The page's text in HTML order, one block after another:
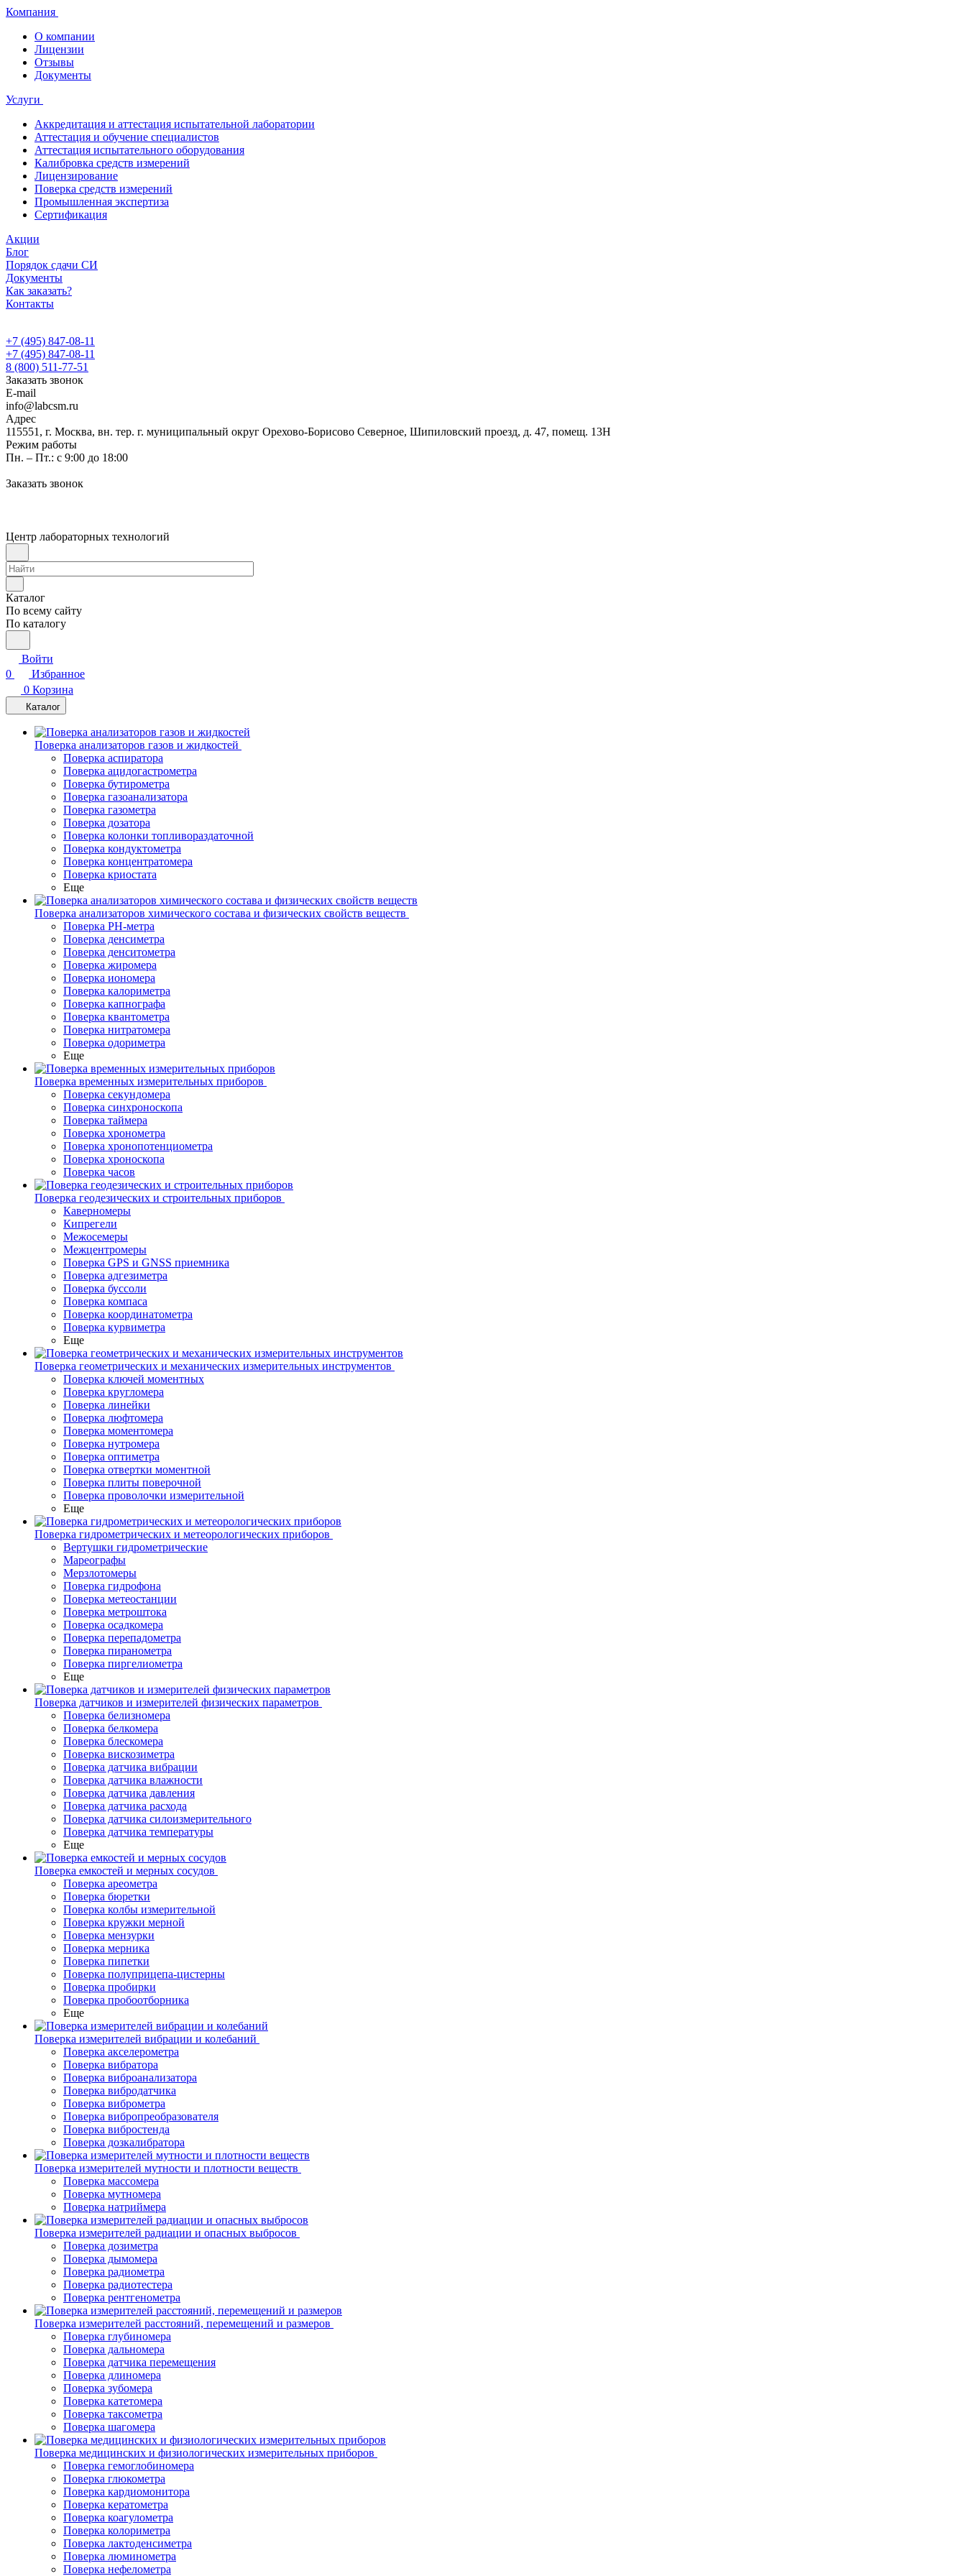
Компания
О компании
Лицензии
Отзывы
Документы
Услуги
Аккредитация и аттестация испытательной лаборатории
Аттестация и обучение специалистов
Аттестация испытательного оборудования
Калибровка средств измерений
Лицензирование
Поверка средств измерений
Промышленная экспертиза
Сертификация
Акции
Блог
Порядок сдачи СИ
Документы
Как заказать?
Контакты
+7 (495) 847-08-11
+7 (495) 847-08-11
8 (800) 511-77-51
Заказать звонок
E-mail
info@labcsm.ru
Адрес
115551, г. Москва, вн. тер. г. муниципальный округ Орехово-Борисово Северное, Шипиловский проезд, д. 47, помещ. 13Н
Режим работы
Пн. – Пт.: с 9:00 до 18:00
Заказать звонок
Центр лабораторных технологий
Каталог
По всему сайту
По каталогу
Войти
0
Избранное
0 Корзина
Каталог
Поверка анализаторов газов и жидкостей
Поверка аспиратора
Поверка ацидогастрометра
Поверка бутирометра
Поверка газоанализатора
Поверка газометра
Поверка дозатора
Поверка колонки топливораздаточной
Поверка кондуктометра
Поверка концентратомера
Поверка криостата
Еще
Поверка анализаторов химического состава и физических свойств веществ
Поверка PH-метра
Поверка денсиметра
Поверка денситометра
Поверка жиромера
Поверка иономера
Поверка калориметра
Поверка капнографа
Поверка квантометра
Поверка нитратомера
Поверка одориметра
Еще
Поверка временных измерительных приборов
Поверка секундомера
Поверка синхроноскопа
Поверка таймера
Поверка хронометра
Поверка хронопотенциометра
Поверка хроноскопа
Поверка часов
Поверка геодезических и строительных приборов
Каверномеры
Кипрегели
Межосемеры
Межцентромеры
Поверка GPS и GNSS приемника
Поверка адгезиметра
Поверка буссоли
Поверка компаса
Поверка координатометра
Поверка курвиметра
Еще
Поверка геометрических и механических измерительных инструментов
Поверка ключей моментных
Поверка кругломера
Поверка линейки
Поверка люфтомера
Поверка моментомера
Поверка нутромера
Поверка оптиметра
Поверка отвертки моментной
Поверка плиты поверочной
Поверка проволочки измерительной
Еще
Поверка гидрометрических и метеорологических приборов
Вертушки гидрометрические
Мареографы
Мерзлотомеры
Поверка гидрофона
Поверка метеостанции
Поверка метроштока
Поверка осадкомера
Поверка перепадометра
Поверка пиранометра
Поверка пиргелиометра
Еще
Поверка датчиков и измерителей физических параметров
Поверка белизномера
Поверка белкомера
Поверка блескомера
Поверка вискозиметра
Поверка датчика вибрации
Поверка датчика влажности
Поверка датчика давления
Поверка датчика расхода
Поверка датчика силоизмерительного
Поверка датчика температуры
Еще
Поверка емкостей и мерных сосудов
Поверка ареометра
Поверка бюретки
Поверка колбы измерительной
Поверка кружки мерной
Поверка мензурки
Поверка мерника
Поверка пипетки
Поверка полуприцепа-цистерны
Поверка пробирки
Поверка пробоотборника
Еще
Поверка измерителей вибрации и колебаний
Поверка акселерометра
Поверка вибратора
Поверка виброанализатора
Поверка вибродатчика
Поверка виброметра
Поверка вибропреобразователя
Поверка вибростенда
Поверка дозкалибратора
Поверка измерителей мутности и плотности веществ
Поверка массомера
Поверка мутномера
Поверка натриймера
Поверка измерителей радиации и опасных выбросов
Поверка дозиметра
Поверка дымомера
Поверка радиометра
Поверка радиотестера
Поверка рентгенометра
Поверка измерителей расстояний, перемещений и размеров
Поверка глубиномера
Поверка дальномера
Поверка датчика перемещения
Поверка длиномера
Поверка зубомера
Поверка катетомера
Поверка таксометра
Поверка шагомера
Поверка медицинских и физиологических измерительных приборов
Поверка гемоглобиномера
Поверка глюкометра
Поверка кардиомонитора
Поверка кератометра
Поверка коагулометра
Поверка колориметра
Поверка лактоденсиметра
Поверка люминометра
Поверка нефелометра